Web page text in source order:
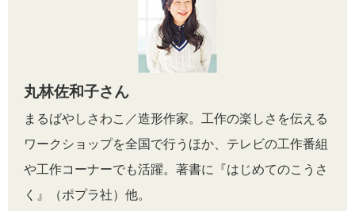
丸林佐和子さん
まるばやしさわこ／造形作家。工作の楽しさを伝える
ワークショップを全国で行うほか、テレビの工作番組
や工作コーナーでも活躍。著書に『はじめてのこうさ
く』（ポプラ社）他。